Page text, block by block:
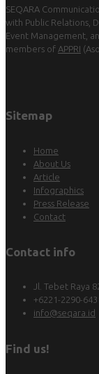
SEQARA
with Public Relations,
Event Management,
members of APPRI
Sitemap
Home
About Us
Article
Infographics
Press Release
Contact
Contact info
Jl. Tebet Raya
+6221-2290-
info@seqara.id
Find us!